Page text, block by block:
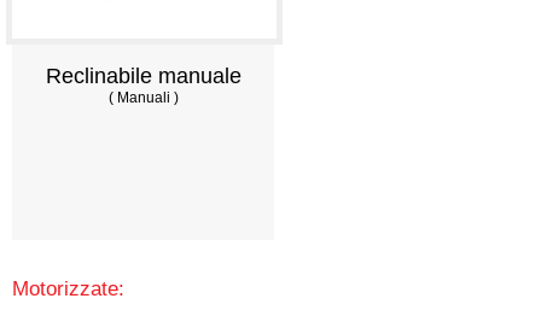
Reclinabile manuale
( Manuali )
Motorizzate: